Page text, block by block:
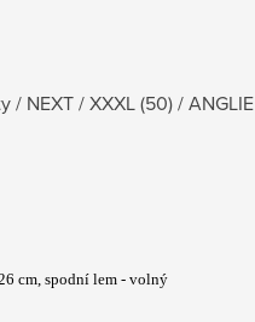
/ NEXT / XXXL (50) / ANGLIE
cm, spodní lem - volný